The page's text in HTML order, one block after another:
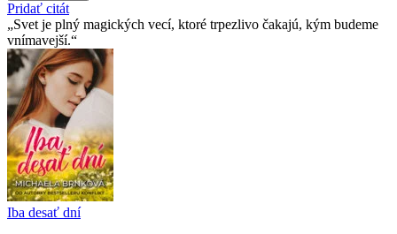
Pridať citát
Svet je plný magických vecí, ktoré trpezlivo čakajú, kým budeme
vnímavejší.
Iba desať dní